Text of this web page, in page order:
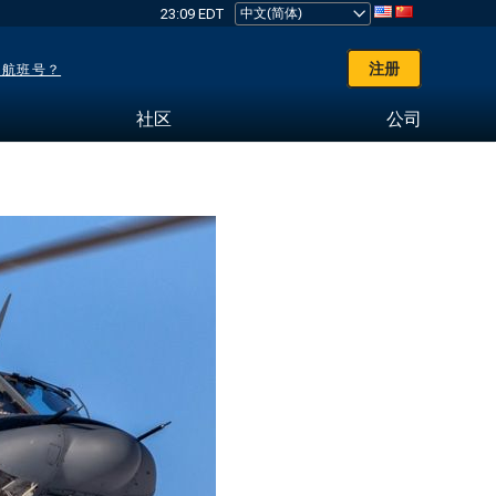
23:09 EDT
班号？ 注册
社区 公司